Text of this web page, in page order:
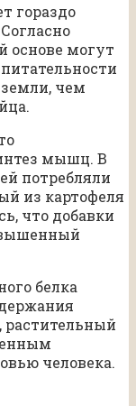
гораздо
основе могут
чем
мышц. В
потребляли
из картофеля
что добавки
белка
человека.